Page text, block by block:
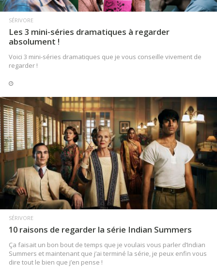
SÉRIVORE
Les 3 mini-séries dramatiques à regarder
absolument !
Voici 3 mini-séries dramatiques que je vous conseille vivement de
regarder !
LIRE LA SUITE
SÉRIVORE
10 raisons de regarder la série Indian Summers
Ça faisait un bon bout de temps que je voulais vous parler d’Indian
Summers et maintenant que j’ai terminé la série, je peux enfin vous
dire tout le bien que j’en pense !